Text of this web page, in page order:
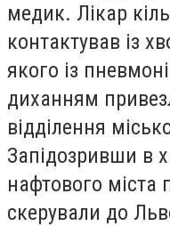
медик. Лікар
контактував із
якого із
диханням
відділення
Запідозривши в
нафтового міста
скерували до